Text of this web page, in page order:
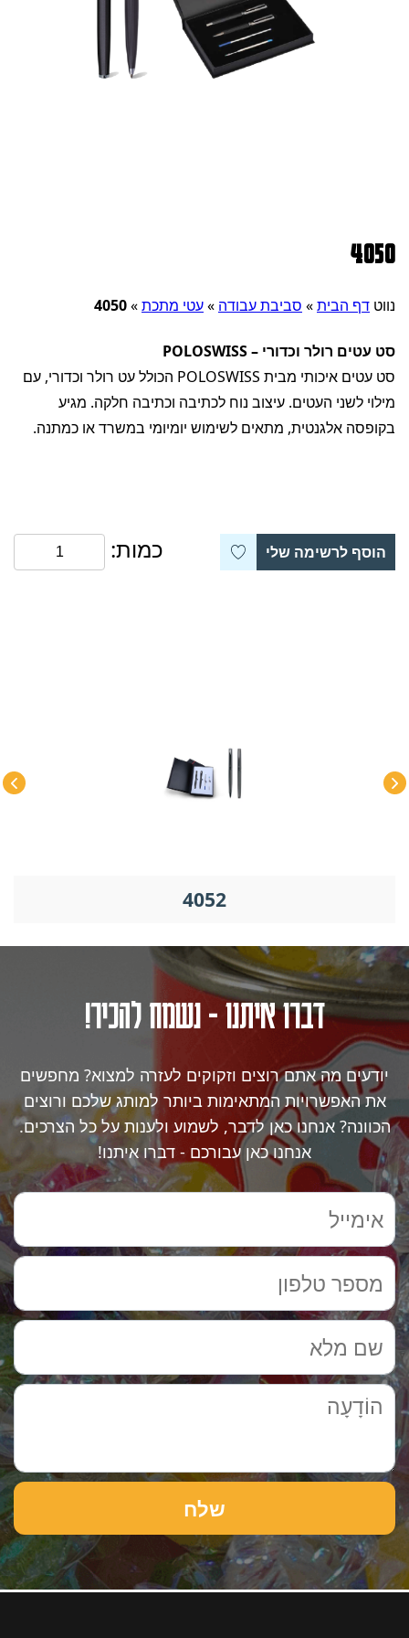
4050
נווט דף הבית» סביבת עבודה »עטי מתכת»
4050
סט עטים רולר וכדורי – POLOSWISS
סט עטים איכותי מבית POLOSWISS הכולל עט רולר וכדורי, עם
מילוי לשני העטים. עיצוב נוח לכתיבה וכתיבה חלקה. מגיע
בקופסה אלגנטית, מתאים לשימוש יומיומי במשרד או כמתנה.
הוסף לרשימה שלי כמות:
4052
דברו איתנו - נשמח להכיר!
יודעים מה אתם רוצים וזקוקים לעזרה למצוא? מחפשים
את האפשרויות המתאימות ביותר למותג שלכם ורוצים
הכוונה? אנחנו כאן לדבר, לשמוע ולענות על כל הצרכים.
אנחנו כאן עבורכם - דברו איתנו!